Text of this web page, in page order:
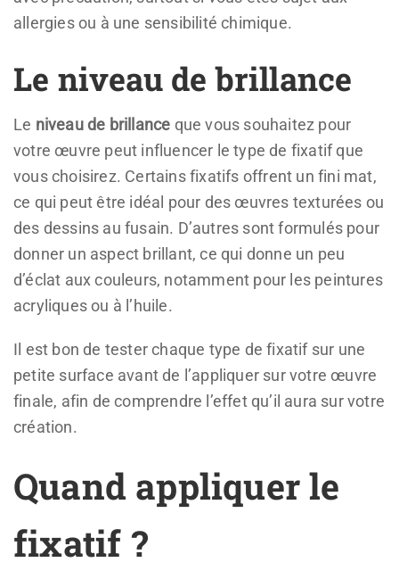
allergies ou à une sensibilité chimique.
Le niveau de brillance
Le niveau de brillance que vous souhaitez pour
votre œuvre peut influencer le type de fixatif que
vous choisirez. Certains fixatifs offrent un fini mat,
ce qui peut être idéal pour des œuvres texturées ou
des dessins au fusain. D’autres sont formulés pour
donner un aspect brillant, ce qui donne un peu
d’éclat aux couleurs, notamment pour les peintures
acryliques ou à l’huile.
Il est bon de tester chaque type de fixatif sur une
petite surface avant de l’appliquer sur votre œuvre
finale, afin de comprendre l’effet qu’il aura sur votre
création.
Quand appliquer le
fixatif ?